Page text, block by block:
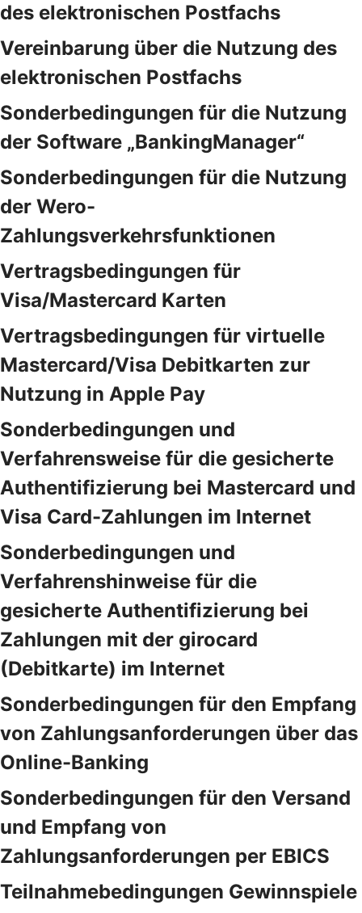
des elektronischen Postfachs
Vereinbarung über die Nutzung des
elektronischen Postfachs
Sonderbedingungen für die Nutzung
der Software „BankingManager“
Sonderbedingungen für die Nutzung
der Wero-
Zahlungsverkehrsfunktionen
Vertragsbedingungen für
Visa/Mastercard Karten
Vertragsbedingungen für virtuelle
Mastercard/Visa Debitkarten zur
Nutzung in Apple Pay
Sonderbedingungen und
Verfahrensweise für die gesicherte
Authentifizierung bei Mastercard und
Visa Card-Zahlungen im Internet
Sonderbedingungen und
Verfahrenshinweise für die
gesicherte Authentifizierung bei
Zahlungen mit der girocard
(Debitkarte) im Internet
Sonderbedingungen für den Empfang
von Zahlungsanforderungen über das
Online-Banking
Sonderbedingungen für den Versand
und Empfang von
Zahlungsanforderungen per EBICS
Teilnahmebedingungen Gewinnspiele